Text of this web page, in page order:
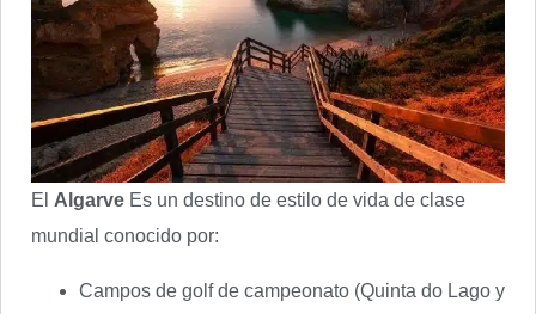
El Algarve Es un destino de estilo de vida de clase
mundial conocido por:
Campos de golf de campeonato (Quinta do Lago y